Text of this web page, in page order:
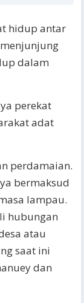
hidup antar
dalam
perekat
adat
perdamaian.
bermaksud
lampau.
hubungan
atau
saat ini
dan